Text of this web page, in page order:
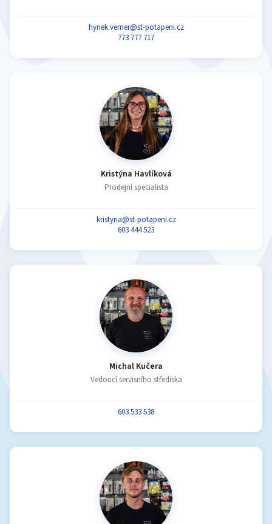
hynek.verner@st-potapeni.cz
773 777 717
Kristýna Havlíková
Prodejní specialista
kristyna@st-potapeni.cz
603 444 523
Michal Kučera
Vedoucí servisního střediska
603 533 538